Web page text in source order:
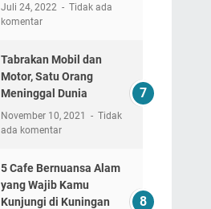
Juli 24, 2022
Tidak ada
komentar
Tabrakan Mobil dan
Motor, Satu Orang
Meninggal Dunia
November 10, 2021
Tidak
ada komentar
5 Cafe Bernuansa Alam
yang Wajib Kamu
Kunjungi di Kuningan